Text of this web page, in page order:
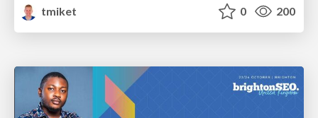
tmiket 0 200